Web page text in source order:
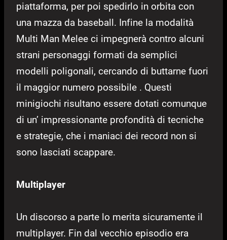
piattaforma, per poi spedirlo in orbita con
una mazza da baseball. Infine la modalità
Multi Man Melee ci impegnerà contro alcuni
strani personaggi formati da semplici
modelli poligonali, cercando di buttarne fuori
il maggior numero possibile . Questi
minigiochi risultano essere dotati comunque
di un’ impressionante profondità di tecniche
e strategie, che i maniaci dei record non si
sono lasciati scappare.
Multiplayer
Un discorso a parte lo merita sicuramente il
multiplayer. Fin dal vecchio episodio era